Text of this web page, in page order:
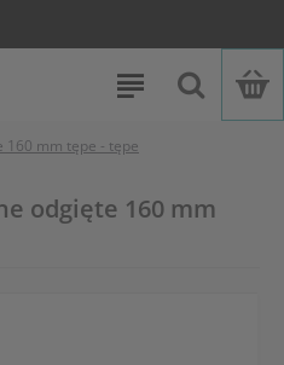
160 mm tępe - tępe
odgięte 160 mm